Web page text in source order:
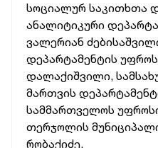
სოციალურ საკითხთა
ანალიტიკური
ვალერიან
დეპარტამენტის
დალაქიშვილი,
მართვის
სამმართველოს
თერჯოლის
რობაქიძე.